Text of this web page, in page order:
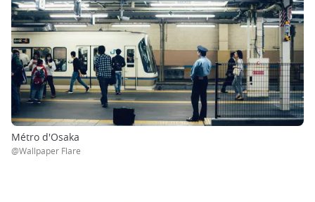
Métro d'Osaka
@Wallpaper Flare